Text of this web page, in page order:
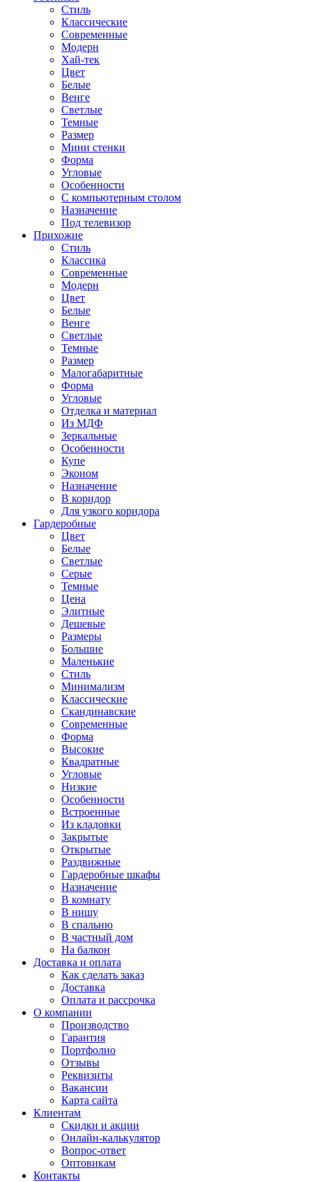
Стиль
Классические
Современные
Модерн
Хай-тек
Цвет
Белые
Венге
Светлые
Темные
Размер
Мини стенки
Форма
Угловые
Особенности
С компьютерным столом
Назначение
Под телевизор
Прихожие
Стиль
Классика
Современные
Модерн
Цвет
Белые
Венге
Светлые
Темные
Размер
Малогабаритные
Форма
Угловые
Отделка и материал
Из МДФ
Зеркальные
Особенности
Купе
Эконом
Назначение
В коридор
Для узкого коридора
Гардеробные
Цвет
Белые
Светлые
Серые
Темные
Цена
Элитные
Дешевые
Размеры
Большие
Маленькие
Стиль
Минимализм
Классические
Скандинавские
Современные
Форма
Высокие
Квадратные
Угловые
Низкие
Особенности
Встроенные
Из кладовки
Закрытые
Открытые
Раздвижные
Гардеробные шкафы
Назначение
В комнату
В нишу
В спальню
В частный дом
На балкон
Доставка и оплата
Как сделать заказ
Доставка
Оплата и рассрочка
О компании
Производство
Гарантия
Портфолио
Отзывы
Реквизиты
Вакансии
Карта сайта
Клиентам
Скидки и акции
Онлайн-калькулятор
Вопрос-ответ
Оптовикам
Контакты